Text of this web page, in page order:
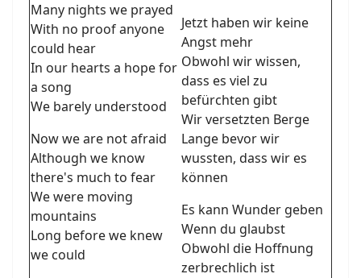
Many nights we prayed
With no proof anyone
could hear
In our hearts a hope for
a song
We barely understood
Now we are not afraid
Although we know
there's much to fear
We were moving
mountains
Long before we knew
we could
Jetzt haben wir keine
Angst mehr
Obwohl wir wissen,
dass es viel zu
befürchten gibt
Wir versetzten Berge
Lange bevor wir
wussten, dass wir es
können
Es kann Wunder geben
Wenn du glaubst
Obwohl die Hoffnung
zerbrechlich ist